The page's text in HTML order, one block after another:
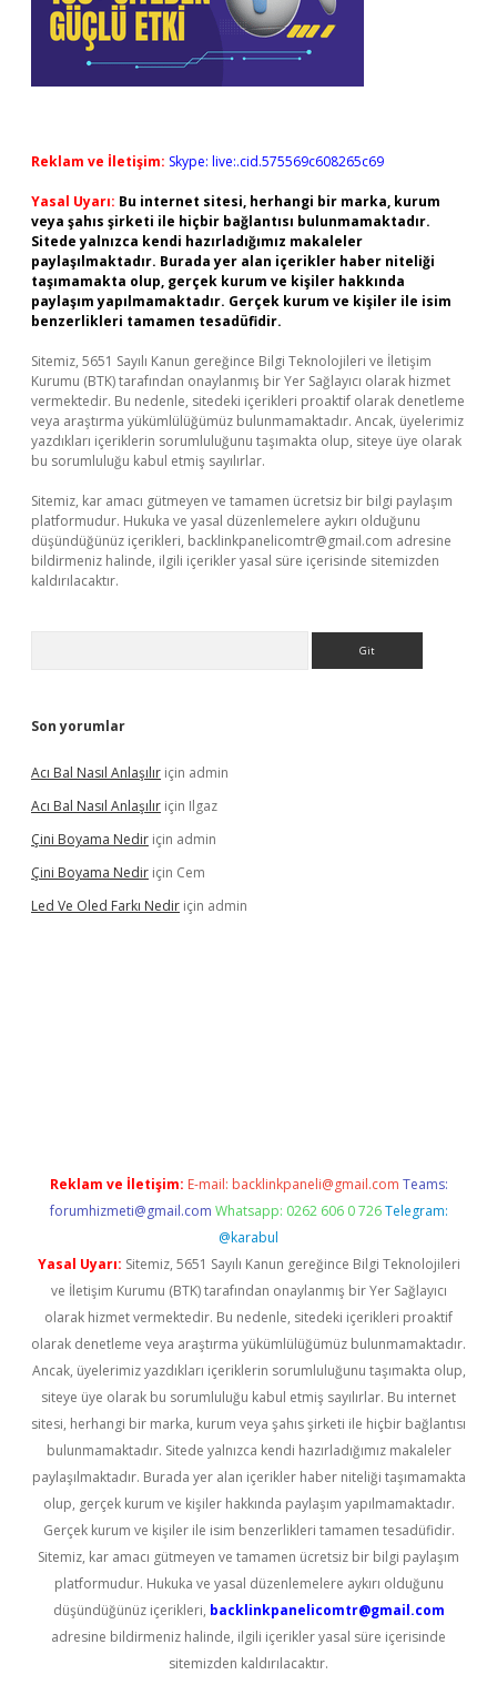
Reklam ve İletişim: Skype: live:.cid.575569c608265c69
Yasal Uyarı: Bu internet sitesi, herhangi bir marka, kurum
veya şahıs şirketi ile hiçbir bağlantısı bulunmamaktadır.
Sitede yalnızca kendi hazırladığımız makaleler
paylaşılmaktadır. Burada yer alan içerikler haber niteliği
taşımamakta olup, gerçek kurum ve kişiler hakkında
paylaşım yapılmamaktadır. Gerçek kurum ve kişiler ile isim
benzerlikleri tamamen tesadüfidir.
Sitemiz, 5651 Sayılı Kanun gereğince Bilgi Teknolojileri ve İletişim
Kurumu (BTK) tarafından onaylanmış bir Yer Sağlayıcı olarak hizmet
vermektedir. Bu nedenle, sitedeki içerikleri proaktif olarak denetleme
veya araştırma yükümlülüğümüz bulunmamaktadır. Ancak, üyelerimiz
yazdıkları içeriklerin sorumluluğunu taşımakta olup, siteye üye olarak
bu sorumluluğu kabul etmiş sayılırlar.
Sitemiz, kar amacı gütmeyen ve tamamen ücretsiz bir bilgi paylaşım
platformudur. Hukuka ve yasal düzenlemelere aykırı olduğunu
düşündüğünüz içerikleri, backlinkpanelicomtr@gmail.com adresine
bildirmeniz halinde, ilgili içerikler yasal süre içerisinde sitemizden
kaldırılacaktır.
Son yorumlar
Acı Bal Nasıl Anlaşılır için admin
Acı Bal Nasıl Anlaşılır için Ilgaz
Çini Boyama Nedir için admin
Çini Boyama Nedir için Cem
Led Ve Oled Farkı Nedir için admin
Reklam ve İletişim: E-mail: backlinkpaneli@gmail.com Teams:
forumhizmeti@gmail.com Whatsapp: 0262 606 0 726 Telegram:
@karabul
Yasal Uyarı: Sitemiz, 5651 Sayılı Kanun gereğince Bilgi Teknolojileri
ve İletişim Kurumu (BTK) tarafından onaylanmış bir Yer Sağlayıcı
olarak hizmet vermektedir. Bu nedenle, sitedeki içerikleri proaktif
olarak denetleme veya araştırma yükümlülüğümüz bulunmamaktadır.
Ancak, üyelerimiz yazdıkları içeriklerin sorumluluğunu taşımakta olup,
siteye üye olarak bu sorumluluğu kabul etmiş sayılırlar. Bu internet
sitesi, herhangi bir marka, kurum veya şahıs şirketi ile hiçbir bağlantısı
bulunmamaktadır. Sitede yalnızca kendi hazırladığımız makaleler
paylaşılmaktadır. Burada yer alan içerikler haber niteliği taşımamakta
olup, gerçek kurum ve kişiler hakkında paylaşım yapılmamaktadır.
Gerçek kurum ve kişiler ile isim benzerlikleri tamamen tesadüfidir.
Sitemiz, kar amacı gütmeyen ve tamamen ücretsiz bir bilgi paylaşım
platformudur. Hukuka ve yasal düzenlemelere aykırı olduğunu
düşündüğünüz içerikleri, backlinkpanelicomtr@gmail.com
adresine bildirmeniz halinde, ilgili içerikler yasal süre içerisinde
sitemizden kaldırılacaktır.